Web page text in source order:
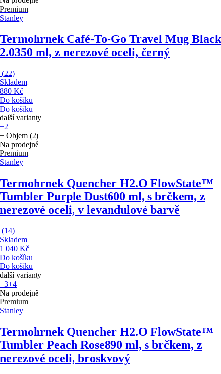
Premium
Stanley
Termohrnek Café-To-Go Travel Mug Black
2.0350 ml, z nerezové oceli, černý
(22)
Skladem
880 Kč
Do košíku
Do košíku
další varianty
+2
+ Objem (2)
Na prodejně
Premium
Stanley
Termohrnek Quencher H2.O FlowState™
Tumbler Purple Dust600 ml, s brčkem, z
nerezové oceli, v levandulové barvě
(14)
Skladem
1 040 Kč
Do košíku
Do košíku
další varianty
+3+4
Na prodejně
Premium
Stanley
Termohrnek Quencher H2.O FlowState™
Tumbler Peach Rose890 ml, s brčkem, z
nerezové oceli, broskvový